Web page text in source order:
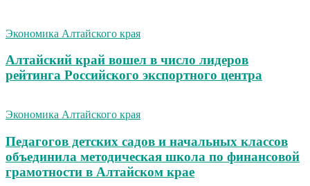
Экономика Алтайского края
Алтайский край вошел в число лидеров
рейтинга Российского экспортного центра
Экономика Алтайского края
Педагогов детских садов и начальных классов
объединила методическая школа по финансовой
грамотности в Алтайском крае